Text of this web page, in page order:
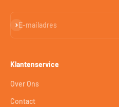
E-mailadres
Abonneren
Klantenservice
Over Ons
Contact